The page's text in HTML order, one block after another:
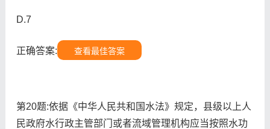
D.7
正确答案: 查看最佳答案
第20题:依据《中华人民共和国水法》规定，县级以上人
民政府水行政主管部门或者流域管理机构应当按照水功